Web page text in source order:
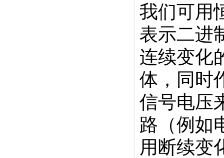
我们可用
表示二进
连续变化
体，同时
信号电压
路（例如
用断续变